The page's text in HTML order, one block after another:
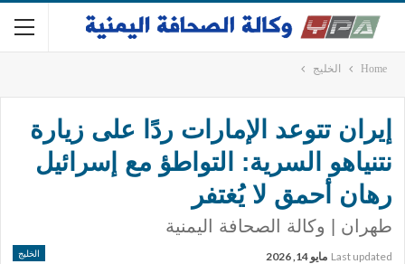
Home الخليج
إيران تتوعد الإمارات ردًا على زيارة
نتنياهو السرية: التواطؤ مع إسرائيل
رهان أحمق لا يُغتفر
طهران | وكالة الصحافة اليمنية
الخليج Last updated مايو 14, 2026